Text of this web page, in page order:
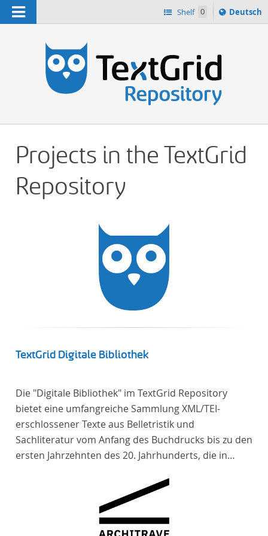
Navigation Shelf 0
Sprache
ï¿½ndern
Deutsch
Projects in the TextGrid
Repository
TextGrid Digitale Bibliothek
Die "Digitale Bibliothek" im TextGrid Repository
bietet eine umfangreiche Sammlung XML/TEI-
erschlossener Texte aus Belletristik und
Sachliteratur vom Anfang des Buchdrucks bis zu den
ersten Jahrzehnten des 20. Jahrhunderts, die in
Für die germanistische und vergleichende
Literaturwissenschaft ist die Sammlung von
besonderem Interesse, da sie nahezu alle wichtigen
kanonisierten Texte und zahlreiche weitere